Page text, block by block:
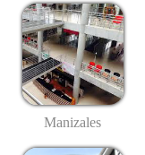
Manizales